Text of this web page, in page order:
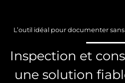
L’outil idéal pour documenter
Inspection et
une solution